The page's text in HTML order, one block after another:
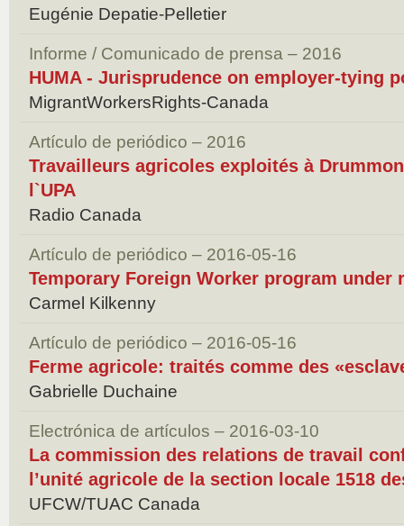
Eugénie Depatie-Pelletier
Informe / Comunicado de prensa – 2016
HUMA - Jurisprudence on employer-tying
MigrantWorkersRights-Canada
Artículo de periódico – 2016
Travailleurs agricoles exploités à
l`UPA
Radio Canada
Artículo de periódico – 2016-05-16
Temporary Foreign Worker program under
Carmel Kilkenny
Artículo de periódico – 2016-05-16
Ferme agricole: traités comme des
Gabrielle Duchaine
Electrónica de artículos – 2016-03-10
La commission des relations de travail
l’unité agricole de la section locale 1518
UFCW/TUAC Canada